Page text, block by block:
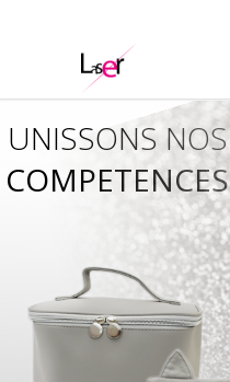
COMPETENCES
UNISSONS NOS